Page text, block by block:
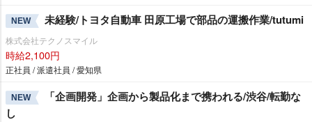
NEW 未経験/トヨタ自動車 田原工場で部品の運搬作業/tutumi
株式会社テクノスマイル
時給2,100円
正社員 / 派遣社員 / 愛知県
NEW
「企画開発」企画から製品化まで携われる/渋谷/転勤な
し